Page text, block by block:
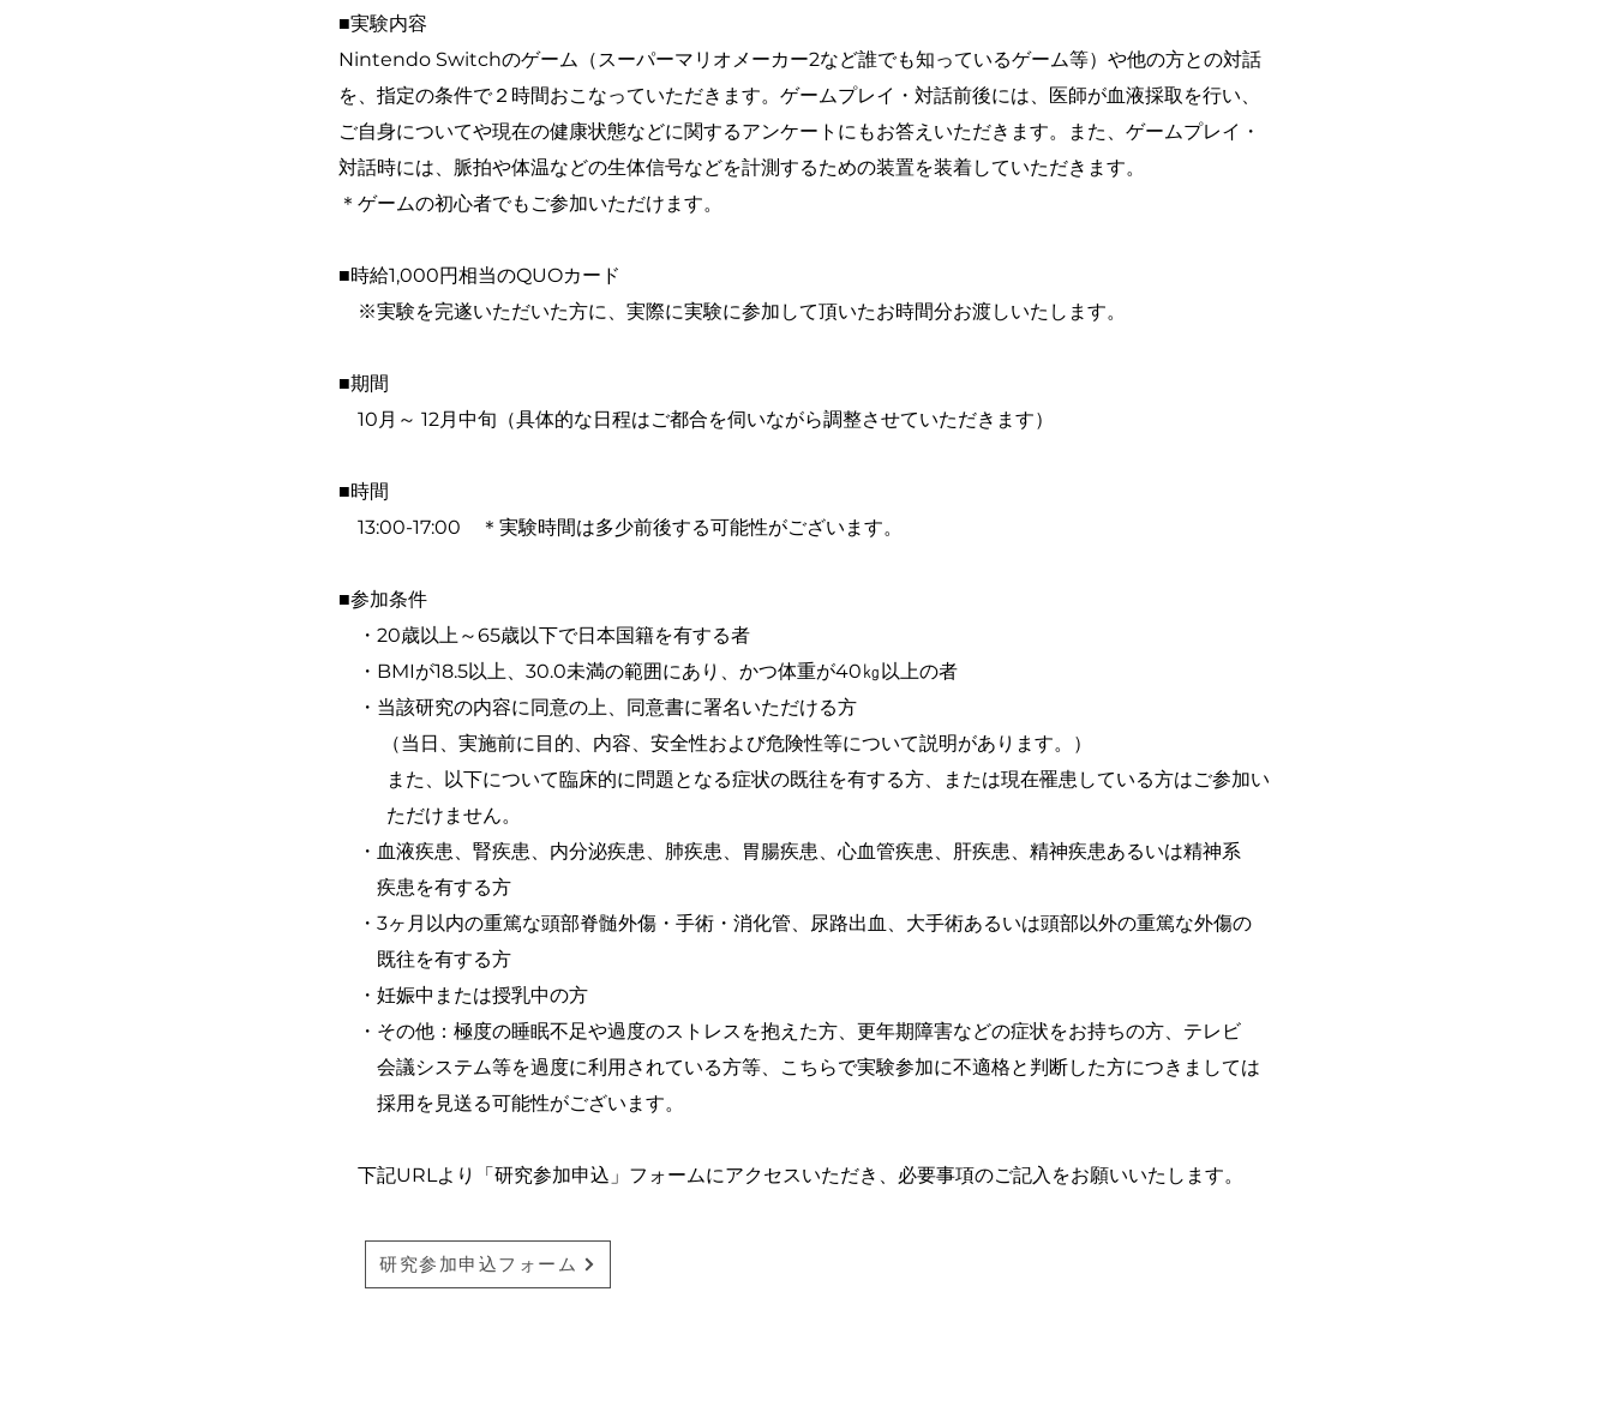
■実験内容
Nintendo Switchのゲーム（スーパーマリオメーカー2など誰でも知っているゲーム等）や他の方との対話
を、指定の条件で２時間おこなっていただきます。ゲームプレイ・対話前後には、医師が⾎液採取を行い、
ご⾃⾝についてや現在の健康状態などに関するアンケートにもお答えいただきます。また、ゲームプレイ・
対話時には、脈拍や体温などの⽣体信号などを計測するための装置を装着していただきます。
＊ゲームの初⼼者でもご参加いただけます。
■時給1,000円相当のQUOカード
※実験を完遂いただいた⽅に、実際に実験に参加して頂いたお時間分お渡しいたします。
■期間
10月～ 12月中旬（具体的な日程はご都合を伺いながら調整させていただきます）
■時間
13:00-17:00 ＊実験時間は多少前後する可能性がございます。
■参加条件
・20歳以上～65歳以下で⽇本国籍を有する者
・BMIが18.5以上、30.0未満の範囲にあり、かつ体重が40㎏以上の者
・当該研究の内容に同意の上、同意書に署名いただける⽅
（当⽇、実施前に目的、内容、安全性および危険性等について説明があります。）
また、以下について臨床的に問題となる症状の既往を有する⽅、または現在罹患している⽅はご参加い
ただけません。
・⾎液疾患、腎疾患、内分泌疾患、肺疾患、胃腸疾患、⼼⾎管疾患、肝疾患、精神疾患あるいは精神系
疾患を有する⽅
・3ヶ⽉以内の重篤な頭部脊髄外傷・⼿術・消化管、尿路出⾎、⼤⼿術あるいは頭部以外の重篤な外傷の
既往を有する⽅
・妊娠中または授乳中の⽅
・その他：極度の睡眠不⾜や過度のストレスを抱えた⽅、更年期障害などの症状をお持ちの⽅、テレビ
会議システム等を過度に利⽤されている⽅等、こちらで実験参加に不適格と判断した⽅につきましては
採⽤を⾒送る可能性がございます。
下記URLより「研究参加申込」フォームにアクセスいただき、必要事項のご記入をお願いいたします。
研究参加申込フォーム